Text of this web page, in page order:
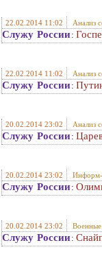
22.02.2014 11:02 Анализ
Служу России:
22.02.2014 11:02 Анализ
Служу России:
20.02.2014 23:02 Анализ
Служу России:
20.02.2014 23:02 Информ-
Служу России:
20.02.2014 23:02 Военные
Служу России: